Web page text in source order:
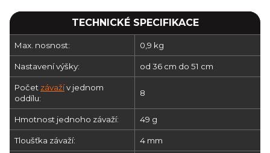
TECHNICKÉ SPECIFIKACE
Max. nosnost: 0,9 kg
Nastavení výšky: od 36 cm do 51 cm
Počet závažív jednom
oddílu:
8
Hmotnost jednoho závaží: 49 g
Tloušťka závaží: 4 mm